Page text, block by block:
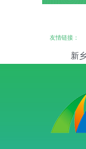
友情链接：
新